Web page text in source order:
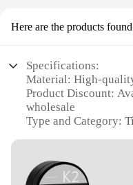
Here are the products
Specifications:
Material: High-
Product Discount:
wholesale
Type and Category:
Usage and Purpose:
durability
Performance and